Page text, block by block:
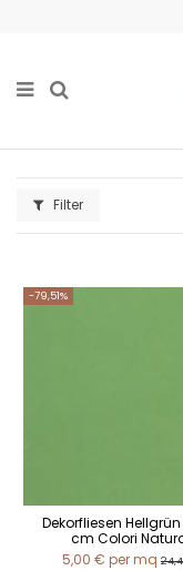
Filter
-79,51%
Dekorfliesen
cm Colori
5,00 € per mq